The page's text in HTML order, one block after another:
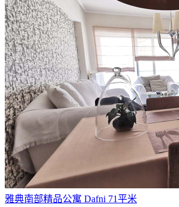
雅典南部精品公寓 Dafni 71平米